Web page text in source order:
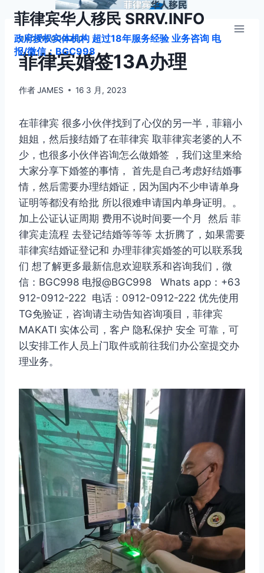
菲律宾华人移民 SRRV.INFO
政府授权实体机构 超过18年服务经验 业务咨询 电
报/微信：BGC998
UNCATEGORIZED
菲律宾婚签13A办理
作者JAMES 16 3 月, 2023
在菲律宾 很多小伙伴找到了心仪的另一半，菲籍小
姐姐，然后接结婚了在菲律宾 取菲律宾老婆的人不
少，也很多小伙伴咨询怎么做婚签 ，我们这里来给
大家分享下婚签的事情， 首先是自己考虑好结婚事
情，然后需要办理结婚证，因为国内不少申请单身
证明等都没有给批 所以很难申请国内单身证明。。
加上公证认证周期 费用不说时间要一个月 然后 菲
律宾走流程 去登记结婚等等等 太折腾了，如果需要
菲律宾结婚证登记和 办理菲律宾婚签的可以联系我
们 想了解更多最新信息欢迎联系和咨询我们，微
信：BGC998 电报@BGC998 Whats app：+63
912-0912-222 电话：0912-0912-222 优先使用
TG免验证，咨询请主动告知咨询项目，菲律宾
MAKATI 实体公司，客户 隐私保护 安全 可靠，可
以安排工作人员上门取件或前往我们办公室提交办
理业务。